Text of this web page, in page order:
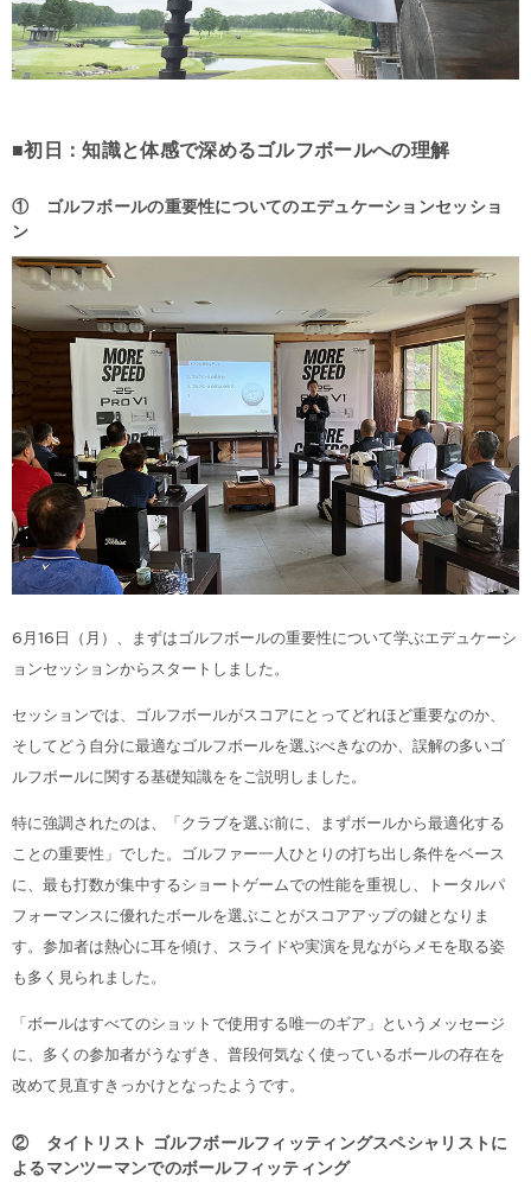
■初日：知識と体感で深めるゴルフボールへの理解
① ゴルフボールの重要性についてのエデュケーションセッショ
ン
6月16日（月）、まずはゴルフボールの重要性について学ぶエデュケーシ
ョンセッションからスタートしました。
セッションでは、ゴルフボールがスコアにとってどれほど重要なのか、
そしてどう自分に最適なゴルフボールを選ぶべきなのか、誤解の多いゴ
ルフボールに関する基礎知識ををご説明しました。
特に強調されたのは、「クラブを選ぶ前に、まずボールから最適化する
ことの重要性」でした。ゴルファー一人ひとりの打ち出し条件をベース
に、最も打数が集中するショートゲームでの性能を重視し、トータルパ
フォーマンスに優れたボールを選ぶことがスコアアップの鍵となりま
す。参加者は熱心に耳を傾け、スライドや実演を見ながらメモを取る姿
も多く見られました。
「ボールはすべてのショットで使用する唯一のギア」というメッセージ
に、多くの参加者がうなずき、普段何気なく使っているボールの存在を
改めて見直すきっかけとなったようです。
② タイトリスト ゴルフボールフィッティングスペシャリストに
よるマンツーマンでのボールフィッティング